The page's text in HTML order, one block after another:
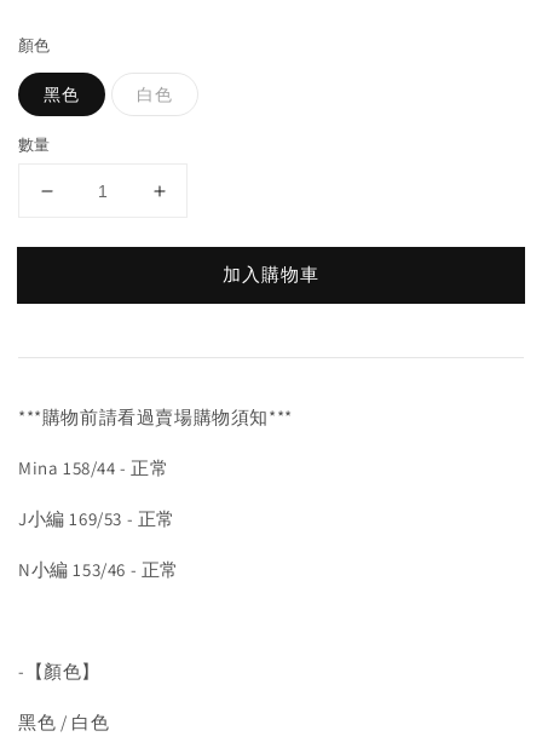
顏色
黑色 白色
數量
加入購物車
***購物前請看過賣場購物須知***
Mina 158/44 - 正常
J小編 169/53 - 正常
N小編 153/46 - 正常
-【顏色】
黑色 / 白色